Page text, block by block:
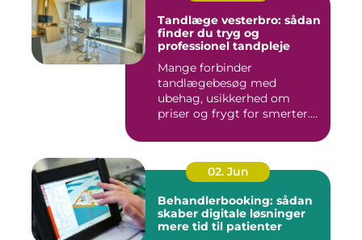
Tandlæge vesterbro: sådan
finder du tryg og
professionel tandpleje
Mange forbinder
tandlægebesøg med
ubehag, usikkerhed om
priser og frygt for smerter.
02. Jun
Behandlerbooking: sådan
skaber digitale løsninger
mere tid til patienter